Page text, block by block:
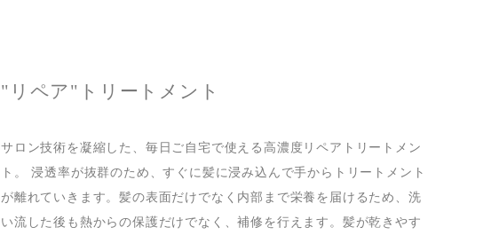
"リペア"トリートメント
サロン技術を凝縮した、毎日ご自宅で使える高濃度リペアトリートメン
ト。 浸透率が抜群のため、すぐに髪に浸み込んで手からトリートメント
が離れていきます。髪の表面だけでなく内部まで栄養を届けるため、洗
い流した後も熱からの保護だけでなく、補修を行えます。髪が乾きやす